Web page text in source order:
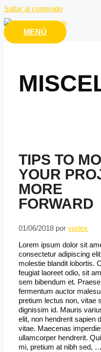
Saltar al contenido
MENÚ
TIPS TO
YOUR
MORE
FORWARD
01/06/2018 por vortex
Lorem ipsum dolor sit
consectetur adipiscing
molestie blandit lobortis.
feugiat laoreet odio, sit
sem bibendum et.
fermentum auctor
pretium lectus non, vitae
dignissim id. Mauris
elit, non hendrerit sapien
vitae. Maecenas
ullamcorper hendrerit.
mi, pretium at nibh sed, …